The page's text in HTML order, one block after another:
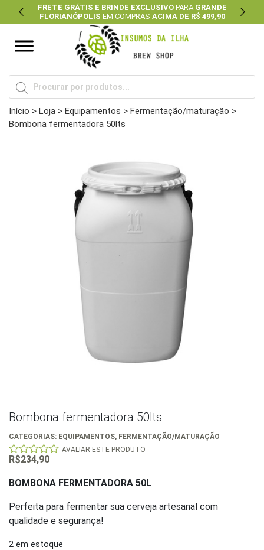
FRETE GRÁTIS E BRINDE EXCLUSIVOPARA GRANDE
FLORIANÓPOLIS EM COMPRAS ACIMA DE R$ 499,90
Previous Next
Pesquisar
produtos
Início > Loja > Equipamentos > Fermentação/maturação >
Bombona fermentadora 50lts
Bombona fermentadora 50lts
CATEGORIAS: EQUIPAMENTOS, FERMENTAÇÃO/MATURAÇÃO
0
of
5
AVALIAR ESTE PRODUTO
R$234,90
BOMBONA FERMENTADORA 50L
Perfeita para fermentar sua cerveja artesanal com
qualidade e segurança!
2 em estoque